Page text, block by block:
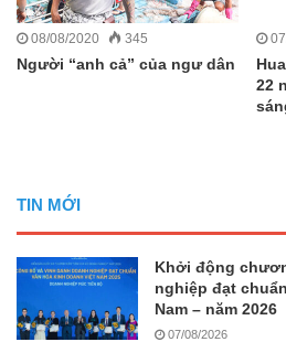
08/08/2020 345
Người “anh cả” của ngư dân
22
TIN MỚI
Khởi động
nghiệp đạt
Nam – năm 2026
07/08/2026